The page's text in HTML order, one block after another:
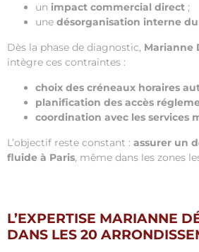
un impact commercial direct ;
une désorganisation interne
Dès la phase de diagnostic, Marianne
intègre ces contraintes :
choix des créneaux horaires
planification des accès
coordination avec les services
L’objectif reste constant : assurer un
fluide à Paris, même dans les zones
L’EXPERTISE MARIANNE
DANS LES 20